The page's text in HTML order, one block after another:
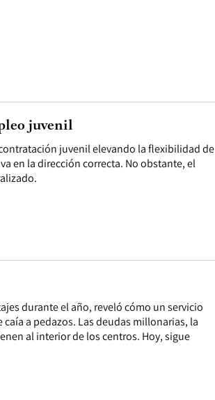
juvenil elevando la flexibilidad de
en la dirección correcta. No obstante, el
juvenil
durante el año, reveló cómo un servicio
a pedazos. Las deudas millonarias, la
al interior de los centros. Hoy, sigue